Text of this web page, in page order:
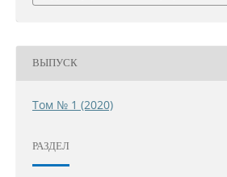
ВЫПУСК
Том № 1 (2020)
РАЗДЕЛ